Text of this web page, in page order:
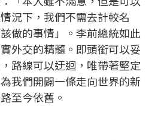
況下，我們不需去計較名
做的事情」。李前總統如此
外交的精髓。即頭銜可以妥
路線可以迂迴，唯帶著堅定
我們開闢一條走向世界的新
至今依舊。